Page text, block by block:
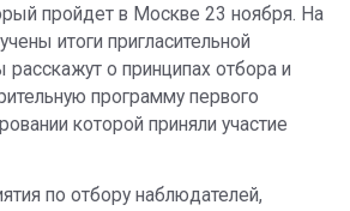
пройдет в Москве 23 ноября. На
итоги пригласительной
расскажут о принципах отбора и
программу первого
которой приняли участие
по отбору наблюдателей,